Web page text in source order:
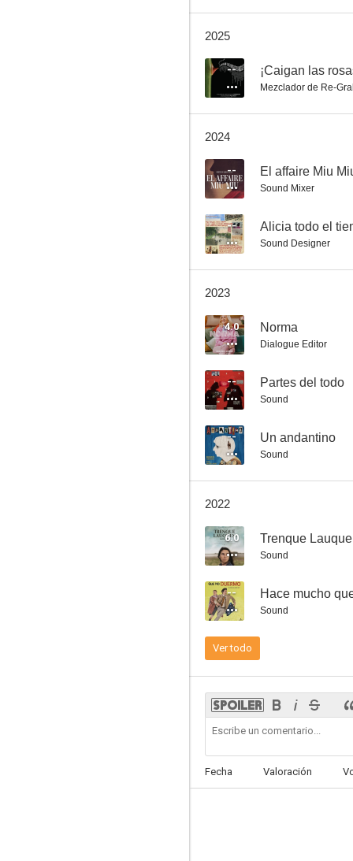
--
Tú me abrasas
--
Una ofrenda musical
--
Hace mucho que no duermo
2025
-- ¡Caigan las
Mezclador de Re-
2024
-- El affaire Miu
Sound Mixer
-- Alicia todo el
Sound Designer
2023
4.0 Norma
Dialogue Editor
-- Partes del todo
Sound
-- Un andantino
Sound
2022
6.0 Trenque
Sound
-- Hace mucho
Sound
Ver todo
Fecha Valoración